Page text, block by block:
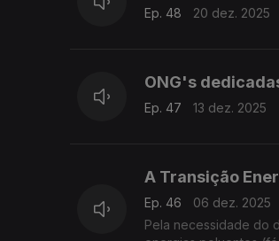
Ep. 48 20 dez. 2025
ONG's
Ep. 47 13 dez. 2025
A Transição
Ep. 46
06 dez. 2025
Pela necessidade do